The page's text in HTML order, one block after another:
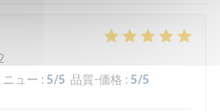
ニュー : 5/5 品質-価格 : 5/5